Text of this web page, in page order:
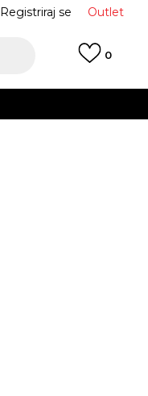
Outlet
Registriraj se
0